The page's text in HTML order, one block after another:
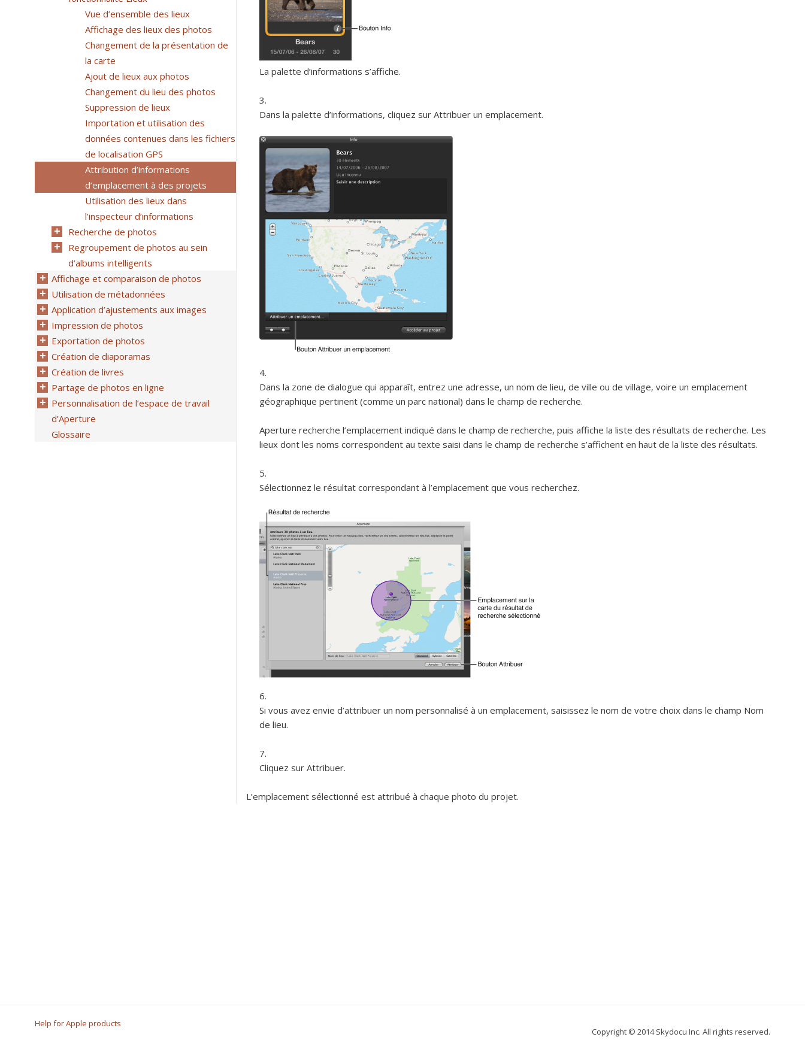
La palette d’informations s’affiche.
Dans la palette d’informations, cliquez sur Attribuer un emplacement.
Dans la zone de dialogue qui apparaît, entrez une adresse, un nom de lieu, de ville ou de village, voire un emplacement
géographique pertinent (comme un parc national) dans le champ de recherche.
Aperture recherche l’emplacement indiqué dans le champ de recherche, puis affiche la liste des résultats de recherche. Les
lieux dont les noms correspondent au texte saisi dans le champ de recherche s’affichent en haut de la liste des résultats.
Sélectionnez le résultat correspondant à l’emplacement que vous recherchez.
Si vous avez envie d’attribuer un nom personnalisé à un emplacement, saisissez le nom de votre choix dans le champ Nom
de lieu.
Cliquez sur Attribuer.
L’emplacement sélectionné est attribué à chaque photo du projet.
Vue d’ensemble des lieux
Affichage des lieux des photos
Changement de la présentation de
la carte
Ajout de lieux aux photos
Changement du lieu des photos
Suppression de lieux
Importation et utilisation des
données contenues dans les fichiers
de localisation GPS
Attribution d’informations
d’emplacement à des projets
Utilisation des lieux dans
l’inspecteur d’informations
Recherche de photos
Regroupement de photos au sein
d’albums intelligents
Affichage et comparaison de photos
Utilisation de métadonnées
Application d’ajustements aux images
Impression de photos
Exportation de photos
Création de diaporamas
Création de livres
Partage de photos en ligne
Personnalisation de l’espace de travail
d’Aperture
Glossaire
Help for Apple products
Copyright © 2014 Skydocu Inc. All rights reserved.